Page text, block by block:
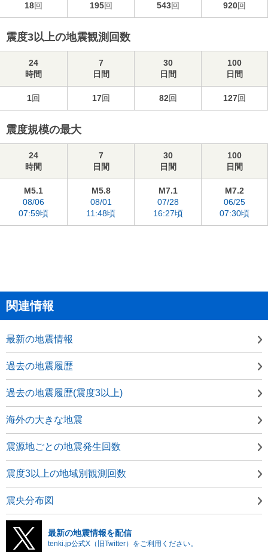
18回 195回 543回 920回
震度3以上の地震観測回数
24
時間
7
日間
30
日間
100
日間
1回 17回 82回 127回
震度規模の最大
24
時間
7
日間
30
日間
100
日間
M5.1
08/06
07:59頃
M5.8
08/01
11:48頃
M7.1
07/28
16:27頃
M7.2
06/25
07:30頃
関連情報
最新の地震情報
過去の地震履歴
過去の地震履歴(震度3以上)
海外の大きな地震
震源地ごとの地震発生回数
震度3以上の地域別観測回数
震央分布図
最新の地震情報を配信
tenki.jp公式X（旧Twitter）をご利用ください。